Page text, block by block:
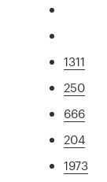
1311
250
666
204
1973